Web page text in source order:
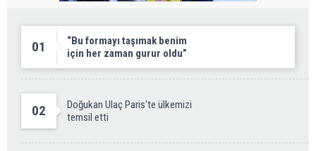
01
“Bu formayı taşımak benim
için her zaman gurur oldu”
02
Doğukan Ulaç Paris'te ülkemizi
temsil etti